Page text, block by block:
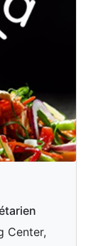
Center,